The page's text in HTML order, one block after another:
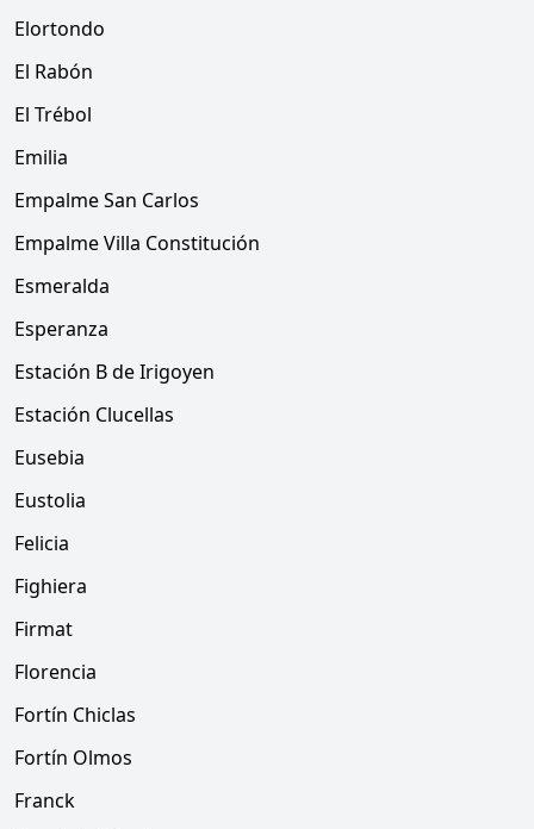
Elortondo
El Rabón
El Trébol
Emilia
Empalme San Carlos
Empalme Villa Constitución
Esmeralda
Esperanza
Estación B de Irigoyen
Estación Clucellas
Eusebia
Eustolia
Felicia
Fighiera
Firmat
Florencia
Fortín Chiclas
Fortín Olmos
Franck